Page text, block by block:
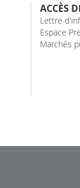
ACCÈS
Lettre
Espace
Marchés